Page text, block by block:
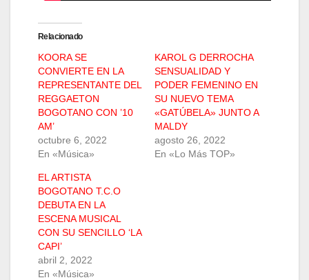
Relacionado
KOORA SE
CONVIERTE EN LA
REPRESENTANTE DEL
REGGAETON
BOGOTANO CON ’10
AM’
octubre 6, 2022
En «Música»
KAROL G DERROCHA
SENSUALIDAD Y
PODER FEMENINO EN
SU NUEVO TEMA
«GATÚBELA» JUNTO A
MALDY
agosto 26, 2022
En «Lo Más TOP»
EL ARTISTA
BOGOTANO T.C.O
DEBUTA EN LA
ESCENA MUSICAL
CON SU SENCILLO ‘LA
CAPI’
abril 2, 2022
En «Música»